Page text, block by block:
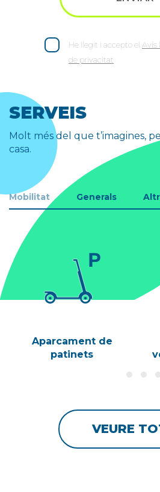
He llegit i accepto el Avís
de privacitat
SERVEIS
Molt més del que t’imagines,
casa.
Mobilitat Generals
Aparcament de
patinets
VEURE